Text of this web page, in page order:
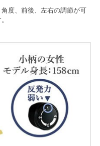
度、前後、左右の調節が可